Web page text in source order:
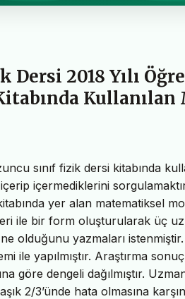
2018 Yılı
sınıf fizik dersi kitabında
içermediklerini
yer alan matematiksel
ile bir form oluşturularak üç
ne olduğunu yazmaları
ile yapılmıştır. Araştırma
göre dengeli dağılmıştır.
2/3’ünde hata olmasına